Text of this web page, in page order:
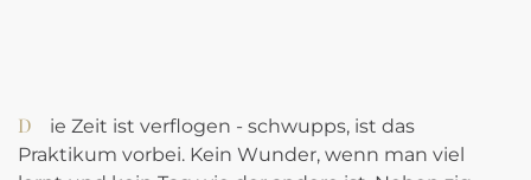
Die Zeit ist verflogen - schwupps, ist das
Praktikum vorbei. Kein Wunder, wenn man viel